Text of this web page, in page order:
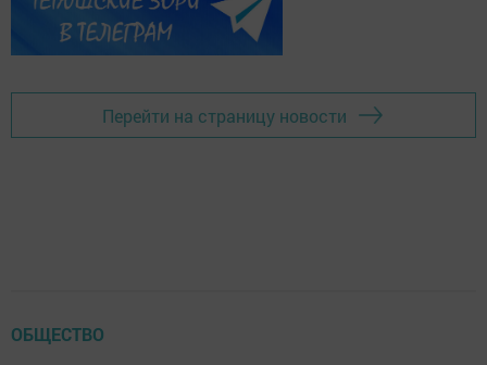
Перейти на страницу новости
ОБЩЕСТВО